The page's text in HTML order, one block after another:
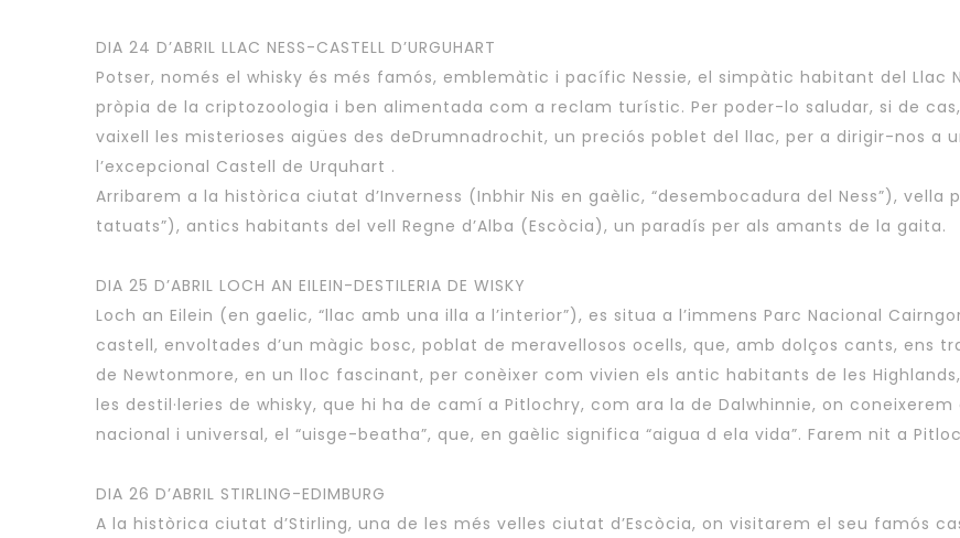
DIA 24 D’ABRIL LLAC NESS-CASTELL D’URGUHART
Potser, només el whisky és més famós, emblemàtic i pacífic Nessie, el simpàtic habitant del Llac
pròpia de la criptozoologia i ben alimentada com a reclam turístic. Per poder-lo saludar, si de
vaixell les misterioses aigües des deDrumnadrochit, un preciós poblet del llac, per a dirigir-nos a
l’excepcional Castell de Urquhart .
Arribarem a la històrica ciutat d’Inverness (Inbhir Nis en gaèlic, “desembocadura del Ness”), vella
tatuats”), antics habitants del vell Regne d’Alba (Escòcia), un paradís per als amants de la gaita.
DIA 25 D’ABRIL LOCH AN EILEIN-DESTILERIA DE WISKY
Loch an Eilein (en gaelic, “llac amb una illa a l’interior”), es situa a l’immens Parc Nacional
castell, envoltades d’un màgic bosc, poblat de meravellosos ocells, que, amb dolços cants, ens
de Newtonmore, en un lloc fascinant, per conèixer com vivien els antic habitants de les
les destil·leries de whisky, que hi ha de camí a Pitlochry, com ara la de Dalwhinnie, on
nacional i universal, el “uisge-beatha”, que, en gaèlic significa “aigua d ela vida”. Farem nit a
DIA 26 D’ABRIL STIRLING-EDIMBURG
A la històrica ciutat d’Stirling, una de les més velles ciutat d’Escòcia, on visitarem el seu famós